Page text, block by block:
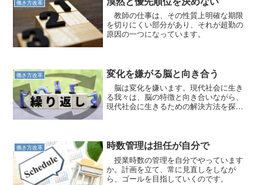
働き方改革
教師の仕事は、その性質上明確な期限
を切りにくい部分があり、それが超勤の
原因の一つになっています。
働き方改革 変化を嫌がる脳と向き合う
脳は変化を嫌います。現代社会に生き
る我々は、脳の特徴と向き合いながら、
現代社会に生きるための解決方法を探す
働き方改革 時数管理は担任が自分で
授業時数の管理を自分でやっています
か。計画を立て、常に見直しをしなが
ら、ゴールを目指していくのです。